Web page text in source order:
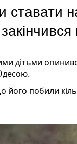
дітьми
побили